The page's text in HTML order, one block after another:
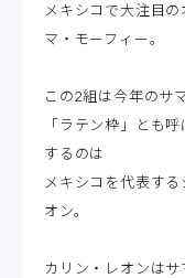
メキシコで大注目
マ・モーフィー。
この2組は今年のサ
「ラテン枠」とも
するのは
メキシコを代表す
オン。
カリン・レオンはサ